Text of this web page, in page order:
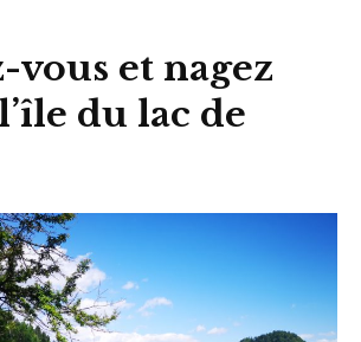
vous et nagez
du lac de